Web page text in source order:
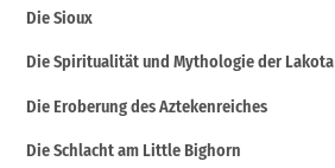
Die Sioux
Die Spiritualität und Mythologie der Lakota
Die Eroberung des Aztekenreiches
Die Schlacht am Little Bighorn